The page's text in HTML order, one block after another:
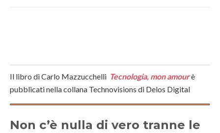
Il libro di Carlo Mazzucchelli Tecnologia, mon amourè
pubblicati nella collana Technovisions di Delos Digital
Non c’è nulla di vero tranne le